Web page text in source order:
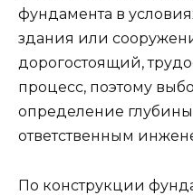
фундамента в
здания или
дорогостоящий,
процесс, поэтому
определение
ответственным
По конструкции